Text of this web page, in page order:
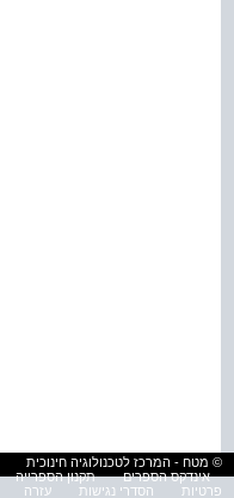
© מטח - המרכז לטכנולוגיה חינוכית
אינדקס הספרים
תקנון הספרייה
פרטיות
הסדרי נגישות עזרה